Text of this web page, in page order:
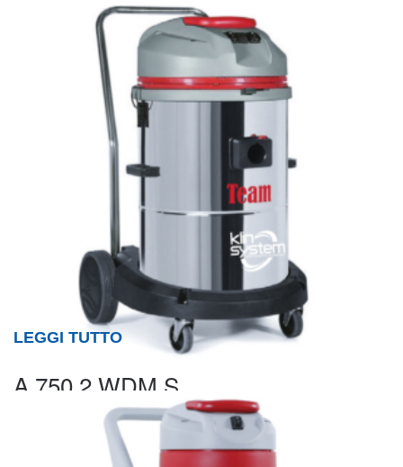
A 750.2 WDM S
LEGGI TUTTO